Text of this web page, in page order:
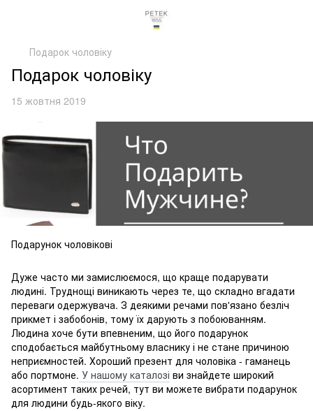
Подарок чоловіку
Подарок чоловіку
15 жовтня 2019
Подарунок чоловікові
Дуже часто ми замислюємося, що краще подарувати
людині. Труднощі виникають через те, що складно вгадати
переваги одержувача. З деякими речами пов'язано безліч
прикмет і забобонів, тому їх дарують з побоюванням.
Людина хоче бути впевненим, що його подарунок
сподобається майбутньому власнику і не стане причиною
неприємностей. Хороший презент для чоловіка - гаманець
або портмоне. У нашому каталозі ви знайдете широкий
асортимент таких речей, тут ви можете вибрати подарунок
для людини будь-якого віку.